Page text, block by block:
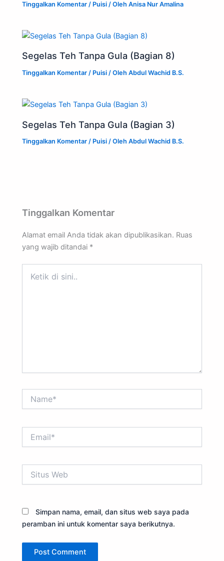
Tinggalkan Komentar / Puisi / OlehAnisa Nur Amalina
Segelas Teh Tanpa Gula (Bagian 8)
Tinggalkan Komentar / Puisi / OlehAbdul Wachid B.S.
Segelas Teh Tanpa Gula (Bagian 3)
Tinggalkan Komentar / Puisi / OlehAbdul Wachid B.S.
Tinggalkan Komentar
Alamat email Anda tidak akan dipublikasikan. Ruas
yang wajib ditandai *
Web
Simpan nama, email, dan situs web saya pada
peramban ini untuk komentar saya berikutnya.